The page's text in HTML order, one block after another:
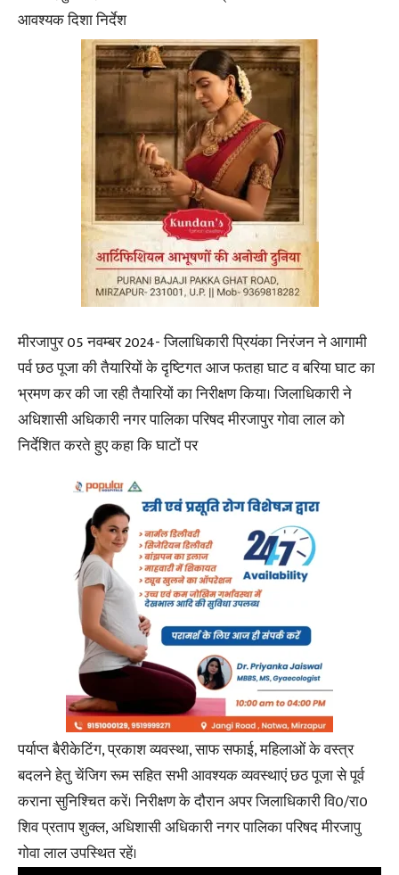
आवश्यक दिशा निर्देश
मीरजापुर 05 नवम्बर 2024- जिलाधिकारी प्रियंका निरंजन ने आगामी
पर्व छठ पूजा की तैयारियों के दृष्टिगत आज फतहा घाट व बरिया घाट का
भ्रमण कर की जा रही तैयारियों का निरीक्षण किया। जिलाधिकारी ने
अधिशासी अधिकारी नगर पालिका परिषद मीरजापुर गोवा लाल को
निर्देशित करते हुए कहा कि घाटों पर
पर्याप्त बैरीकेटिंग, प्रकाश व्यवस्था, साफ सफाई, महिलाओं के वस्त्र
बदलने हेतु चेंजिग रूम सहित सभी आवश्यक व्यवस्थाएं छठ पूजा से पूर्व
कराना सुनिश्चित करें। निरीक्षण के दौरान अपर जिलाधिकारी वि0/रा0
शिव प्रताप शुक्ल, अधिशासी अधिकारी नगर पालिका परिषद मीरजापु
गोवा लाल उपस्थित रहें।